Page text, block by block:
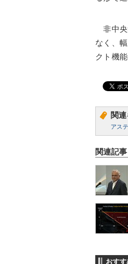
非中央
なく、
クト機
関
アス
関連記事
おす